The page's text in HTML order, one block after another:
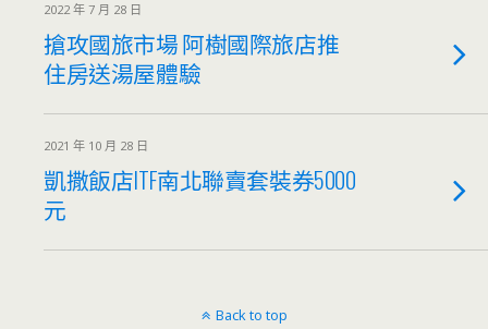
2022 年 7 月 28 日
搶攻國旅市場 阿樹國際旅店推
住房送湯屋體驗
2021 年 10 月 28 日
凱撒飯店ITF南北聯賣套裝券5000
元
Back to top